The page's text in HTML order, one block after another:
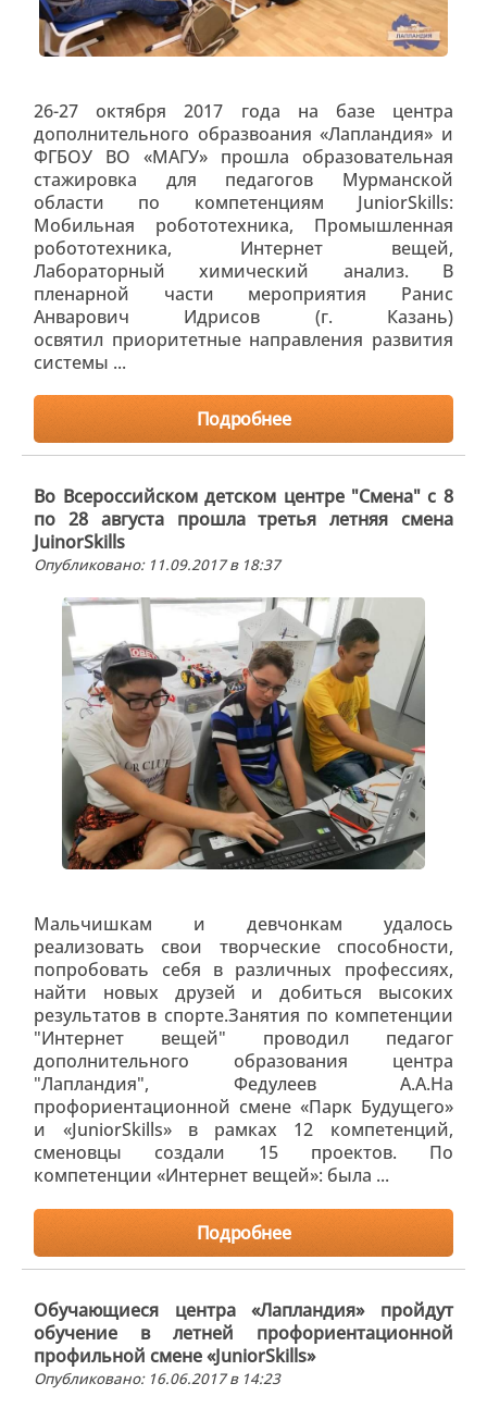
26-27 октября 2017 года на базе центра
дополнительного образвоания «Лапландия» и
ФГБОУ ВО «МАГУ» прошла образовательная
стажировка для педагогов Мурманской
области по компетенциям JuniorSkills:
Мобильная робототехника, Промышленная
робототехника, Интернет вещей,
Лабораторный химический анализ. В
пленарной части мероприятия Ранис
Анварович Идрисов (г. Казань)
освятил приоритетные направления развития
системы ...
Подробнее
Во Всероссийском детском центре "Смена" с 8
по 28 августа прошла третья летняя смена
JuinorSkills
Опубликовано: 11.09.2017 в 18:37
Мальчишкам и девчонкам удалось
реализовать свои творческие способности,
попробовать себя в различных профессиях,
найти новых друзей и добиться высоких
результатов в спорте.Занятия по компетенции
"Интернет вещей" проводил педагог
дополнительного образования центра
"Лапландия", Федулеев А.А.На
профориентационной смене «Парк Будущего»
и «JuniorSkills» в рамках 12 компетенций,
сменовцы создали 15 проектов. По
компетенции «Интернет вещей»: была ...
Подробнее
Обучающиеся центра «Лапландия» пройдут
обучение в летней профориентационной
профильной смене «JuniorSkills»
Опубликовано: 16.06.2017 в 14:23